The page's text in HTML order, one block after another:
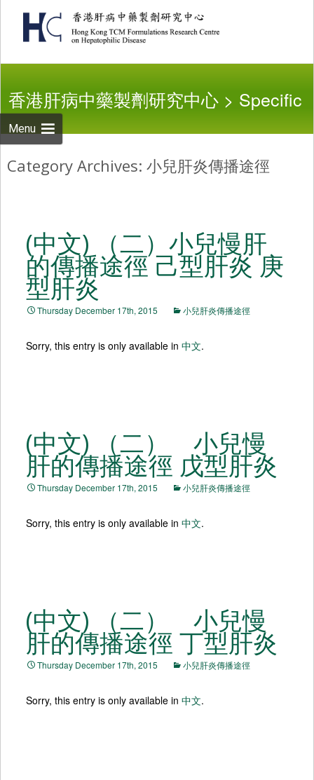
Menu
香港肝病中藥製劑研究中心 > Specific
Topics>For children>小兒肝炎傳播
途徑
Category Archives: 小兒肝炎傳播途徑
(中文) （二）小兒慢肝
的傳播途徑 己型肝炎 庚
型肝炎
Thursday December 17th, 2015 小兒肝炎傳播途徑
Sorry, this entry is only available in 中文.
(中文) （二） 小兒慢
肝的傳播途徑 戊型肝炎
Thursday December 17th, 2015 小兒肝炎傳播途徑
Sorry, this entry is only available in 中文.
(中文) （二） 小兒慢
肝的傳播途徑 丁型肝炎
Thursday December 17th, 2015 小兒肝炎傳播途徑
Sorry, this entry is only available in 中文.